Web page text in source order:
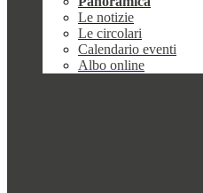
Le notizie
Le circolari
Calendario eventi
Albo online